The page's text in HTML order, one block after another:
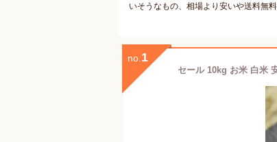
いそうなもの、相場より安いや送料無
no. 1
セール 10kg お米 白米